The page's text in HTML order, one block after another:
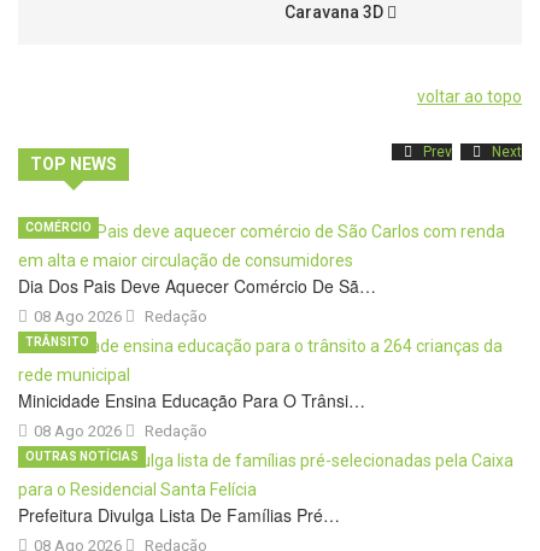
Caravana 3D
voltar ao topo
TOP NEWS
Prev Next
Dia Dos Pais Deve Aquecer Comércio De Sã…
08 Ago 2026
COMÉRCIO
Redação
Minicidade Ensina Educação Para O Trânsi…
08 Ago 2026
TRÂNSITO
Redação
Prefeitura Divulga Lista De Famílias Pré…
08 Ago 2026
OUTRAS NOTÍCIAS
Redação